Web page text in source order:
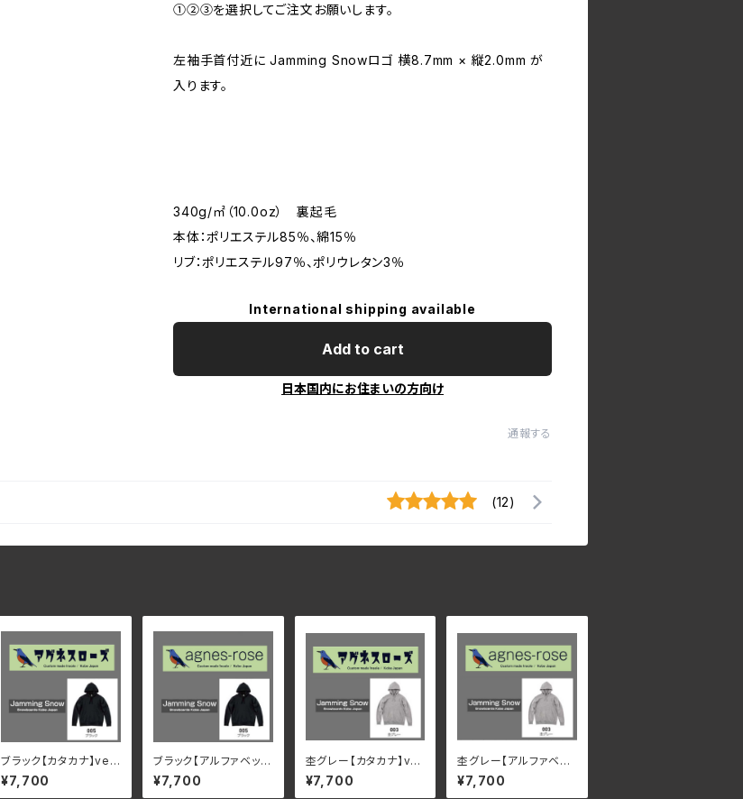
①②③を選択してご注文お願いします。
左袖手首付近に Jamming Snowロゴ 横8.7mm × 縦2.0mm が
入ります。
340g/㎡（10.0oz） 裏起毛
本体：ポリエステル85％、綿15％
リブ：ポリエステル97％、ポリウレタン3％
International shipping available
Add to cart
日本国内にお住まいの方向け
通報する
(12)
ブラック【カタカナ】ver.
1 速乾・裏起毛 サイズが
豊富 アグネスローズ &
¥7,700
ブラック【アルファベッ
ト】ver.1 速乾・裏起毛
サイズが豊富 アグネス
¥7,700
杢グレー【カタカナ】ver.
1 速乾・裏起毛 サイズが
豊富 アグネスローズ &
¥7,700
杢グレー【アルファベッ
ト】ver.1 速乾・裏起毛
サイズが豊富 アグネス
¥7,700